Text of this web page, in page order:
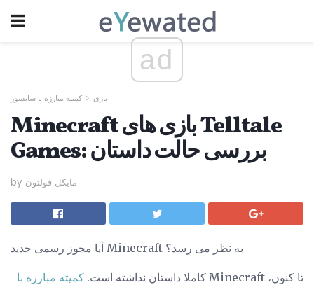
ad
بازی کمیته مبارزه با سانسور
Minecraft بازی های Telltale
Games: بررسی حالت داستان
by مایکل فولتون
آیا مجوز رسمی جدید Minecraft به نظر می رسد؟
تا کنون، Minecraft کاملا داستان نداشته است.
کمیته مبارزه با